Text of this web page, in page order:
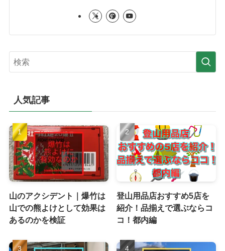
人気記事
山のアクシデント｜爆竹は
山での熊よけとして効果は
あるのかを検証
登山用品店おすすめ5店を
紹介！品揃えで選ぶならコ
コ！都内編